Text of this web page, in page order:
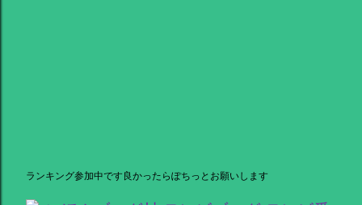
ランキング参加中です良かったらぽちっとお願いします